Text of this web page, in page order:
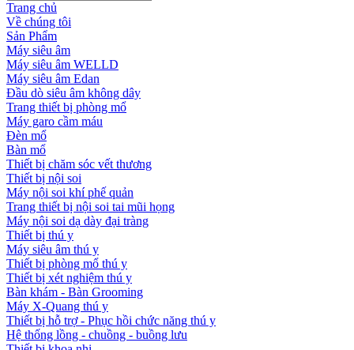
Trang chủ
Về chúng tôi
Sản Phẩm
Máy siêu âm
Máy siêu âm WELLD
Máy siêu âm Edan
Đầu dò siêu âm không dây
Trang thiết bị phòng mổ
Máy garo cầm máu
Đèn mổ
Bàn mổ
Thiết bị chăm sóc vết thương
Thiết bị nội soi
Máy nội soi khí phế quản
Trang thiết bị nội soi tai mũi họng
Máy nội soi dạ dày đại tràng
Thiết bị thú y
Máy siêu âm thú y
Thiết bị phòng mổ thú y
Thiết bị xét nghiệm thú y
Bàn khám - Bàn Grooming
Máy X-Quang thú y
Thiết bị hỗ trợ - Phục hồi chức năng thú y
Hệ thống lồng - chuồng - buồng lưu